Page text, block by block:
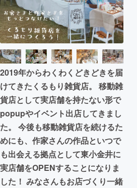
映像・映画
ビジネス・起業
まちづくり・地域活性化
CAMPFIRE for Social Good
CAMPFIREふるさと納税machi-
2019年からわくわくどきどきを届
けてきたくるもり雑貨店。 移動雑
貨店として実店舗を持たない形で
popupやイベント出店してきまし
た。 今後も移動雑貨店を続けるた
めにも、作家さんの作品といつで
も出会える拠点として東小金井に
実店舗をOPENすることになりま
した！ みなさんもお店づくり一緒